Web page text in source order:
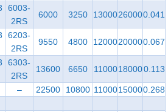
6003-
2RS
6000 3250 13000260000.041
6203-
2RS
9550 4800 12000200000.067
6303-
2RS
13600 6650 11000180000.113
– 22500 10800 11000150000.268